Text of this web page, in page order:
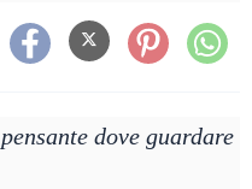
dove guardare